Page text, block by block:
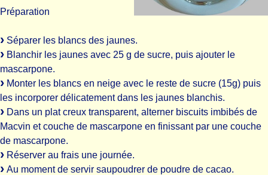
Préparation
Séparer les blancs des jaunes.
Blanchir les jaunes avec 25 g de sucre, puis ajouter le
mascarpone.
Monter les blancs en neige avec le reste de sucre (15g) puis
les incorporer délicatement dans les jaunes blanchis.
Dans un plat creux transparent, alterner biscuits imbibés de
Macvin et couche de mascarpone en finissant par une couche
de mascarpone.
Réserver au frais une journée.
Au moment de servir saupoudrer de poudre de cacao.